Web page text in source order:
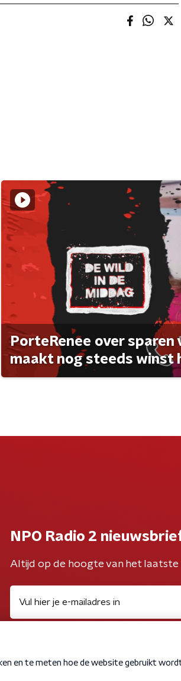
PorteRenee over sparen
maakt nog steeds winst
NPO Radio 2
Altijd op de hoogte van het laatste